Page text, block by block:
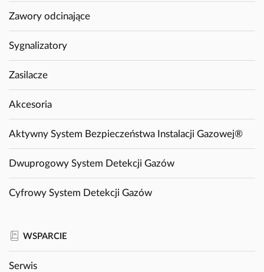
Zawory odcinające
Sygnalizatory
Zasilacze
Akcesoria
Aktywny System Bezpieczeństwa Instalacji Gazowej®
Dwuprogowy System Detekcji Gazów
Cyfrowy System Detekcji Gazów
WSPARCIE
Serwis